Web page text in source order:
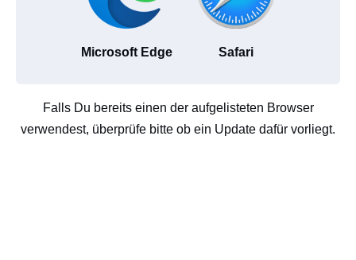
Microsoft Edge Safari
Falls Du bereits einen der aufgelisteten Browser
verwendest, überprüfe bitte ob ein Update dafür vorliegt.